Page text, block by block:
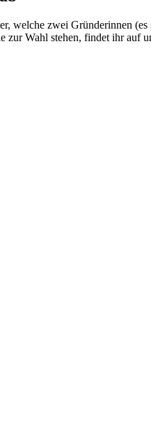
welche zwei Gründerinnen
zur Wahl stehen, findet ihr auf